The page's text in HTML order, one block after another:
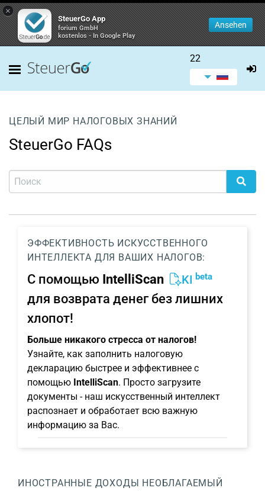
×
SteuerGo App
forium GmbH
kostenlos - In Google Play
Ansehen
22
ЦЕЛЫЙ МИР НАЛОГОВЫХ ЗНАНИЙ
SteuerGo FAQs
ЭФФЕКТИВНОСТЬ ИСКУССТВЕННОГО
ИНТЕЛЛЕКТА ДЛЯ ВАШИХ НАЛОГОВ:
С помощью IntelliScan KI beta
для возврата денег без лишних
хлопот!
Больше никакого стресса от налогов!
Узнайте, как заполнить налоговую
декларацию быстрее и эффективнее с
помощью IntelliScan. Просто загрузите
документы - наш искусственный интеллект
распознает и обработает всю важную
информацию за Вас.
ИНОСТРАННЫЕ ДОХОДЫ НЕОБЛАГАЕМЫЙ